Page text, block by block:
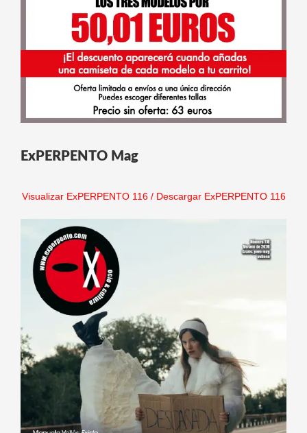
ExPERPENTO Mag
Visualizar ExPERPENTO 116/ Descargar ExPERPENTO 116